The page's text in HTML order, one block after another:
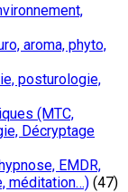
aroma, phyto,
posturologie,
(MTC,
Décryptage
EMDR,
méditation…) (47)